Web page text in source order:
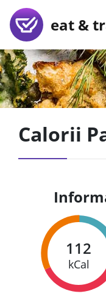
eat &
Calorii
112
kCal